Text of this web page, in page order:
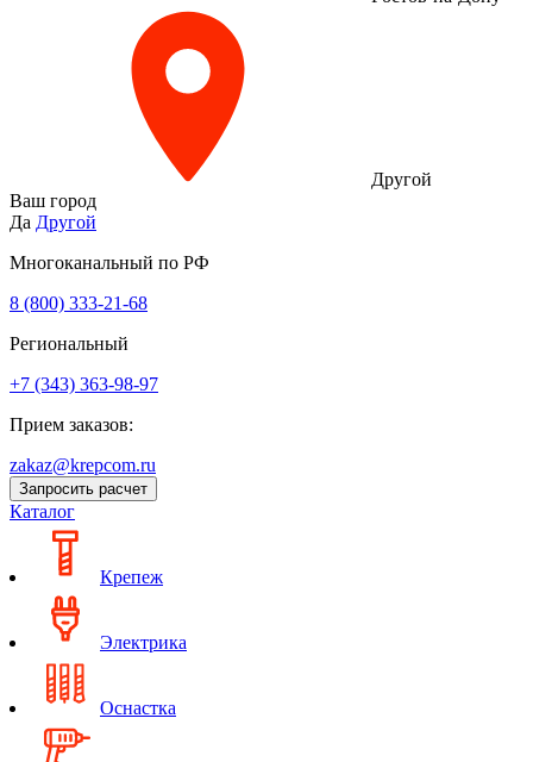
Другой
Ваш город
Да Другой
Многоканальный по РФ
8 (800) 333‑21-68
Региональный
+7 (343) 363-98-97
Прием заказов:
zakaz@krepcom.ru
Запросить расчет
Каталог
Крепеж
Электрика
Оснастка